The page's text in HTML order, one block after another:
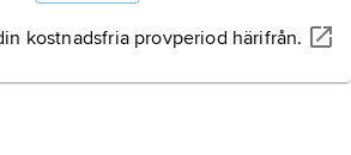
kostnadsfria provperiod härifrån.